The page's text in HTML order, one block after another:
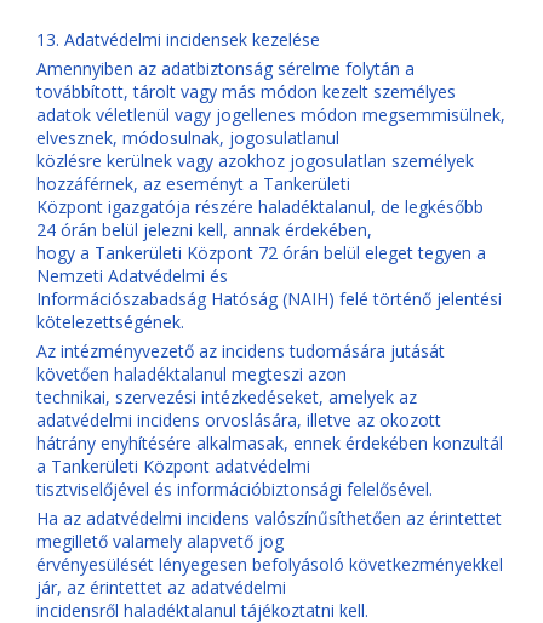
13. Adatvédelmi incidensek kezelése
Amennyiben az adatbiztonság sérelme folytán a
továbbított, tárolt vagy más módon kezelt személyes
adatok véletlenül vagy jogellenes módon megsemmisülnek,
elvesznek, módosulnak, jogosulatlanul
közlésre kerülnek vagy azokhoz jogosulatlan személyek
hozzáférnek, az eseményt a Tankerületi
Központ igazgatója részére haladéktalanul, de legkésőbb
24 órán belül jelezni kell, annak érdekében,
hogy a Tankerületi Központ 72 órán belül eleget tegyen a
Nemzeti Adatvédelmi és
Információszabadság Hatóság (NAIH) felé történő jelentési
kötelezettségének.
Az intézményvezető az incidens tudomására jutását
követően haladéktalanul megteszi azon
technikai, szervezési intézkedéseket, amelyek az
adatvédelmi incidens orvoslására, illetve az okozott
hátrány enyhítésére alkalmasak, ennek érdekében konzultál
a Tankerületi Központ adatvédelmi
tisztviselőjével és információbiztonsági felelősével.
Ha az adatvédelmi incidens valószínűsíthetően az érintettet
megillető valamely alapvető jog
érvényesülését lényegesen befolyásoló következményekkel
jár, az érintettet az adatvédelmi
incidensről haladéktalanul tájékoztatni kell.